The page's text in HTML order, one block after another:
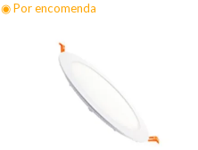
◉ Por encomenda